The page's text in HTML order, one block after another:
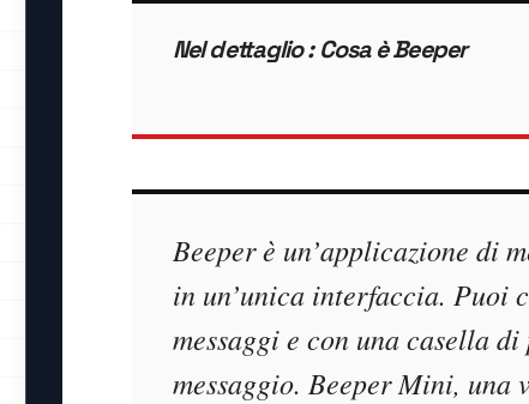
Nel dettaglio : Cosa è Beeper
Beeper è un’applicazione di
in un’unica interfaccia. Puoi
messaggi e con una casella
messaggio. Beeper Mini, una